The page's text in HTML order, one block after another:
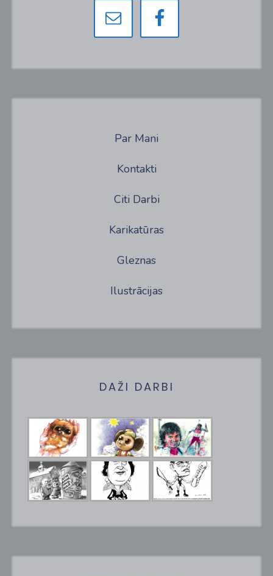
Par Mani
Kontakti
Citi Darbi
Karikatūras
Gleznas
Ilustrācijas
DAŽI DARBI